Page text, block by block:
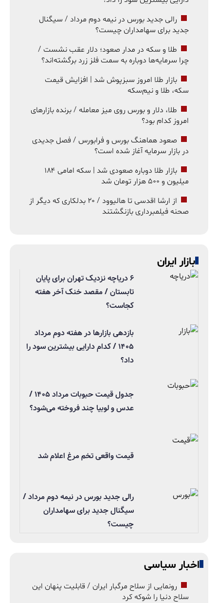
رالی جدید بورس در نیمه دوم مرداد / سیگنال
جدید برای سهامداران چیست؟
طلا و سکه در مدار صعود؛ دلار عقب نشست /
چرا سرمایه‌ها دوباره به سمت فلز زرد برگشته‌اند؟
بازار طلا امروز سبزپوش شد | افزایش قیمت
سکه، طلا و نیم‌سکه
طلا، دلار و بورس روی میز معامله / برنده بازارهای
امروز کدام بود؟
صعود هماهنگ بورس و فرابورس / فصل جدیدی
در بازار سرمایه آغاز شده است؟
بازار طلا دوباره صعودی شد | سکه امامی ۱۸۴
میلیون و ۵۰۰ هزار تومان شد
از ارشا اقدسی تا هالیوود / ۲۰ بدلکاری که دیگر از
صحنه فیلمبرداری بازنگشتند
بازار ایران
۶ دریاچه نزدیک تهران برای پایان
تابستان / مقصد خنک آخر هفته
کجاست؟
بازدهی بازارها در هفته دوم مرداد
۱۴۰۵ / کدام دارایی بیشترین سود را
داد؟
جدول قیمت حبوبات مرداد ۱۴۰۵ /
عدس و لوبیا چند فروخته می‌شود؟
قیمت واقعی تخم مرغ اعلام شد
رالی جدید بورس در نیمه دوم مرداد /
سیگنال جدید برای سهامداران
چیست؟
اخبار سیاسی
رونمایی از سلاح مرگبار ایران / قابلیت پنهان این
سلاح دنیا را شوکه کرد